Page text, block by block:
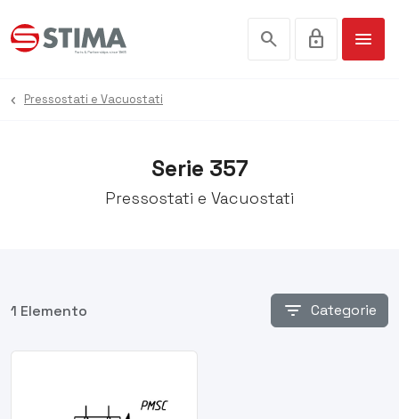
search lock menu
Serie 357
Pressostati e Vacuostati
Pressostati e Vacuostati
1 Elemento filter_list Categorie